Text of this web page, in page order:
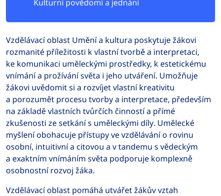
Kulturní povědomí a jednání
Vzdělávací oblast Umění a kultura poskytuje žákovi
rozmanité příležitosti k vlastní tvorbě a interpretaci,
ke komunikaci uměleckými prostředky, k estetickému
vnímání a prožívání světa i jeho utváření. Umožňuje
žákovi uvědomit si a rozvíjet vlastní kreativitu
a porozumět procesu tvorby a interpretace, především
na základě vlastních tvůrčích činností a přímé
zkušenosti ze setkání s uměleckými díly. Umělecké
myšlení obohacuje přístupy ve vzdělávání o rovinu
osobní, intuitivní a citovou a v tandemu s vědeckým
a exaktním vnímáním světa podporuje komplexně
osobnostní rozvoj žáka.
Vzdělávací oblast pomáhá utvářet žákův vztah